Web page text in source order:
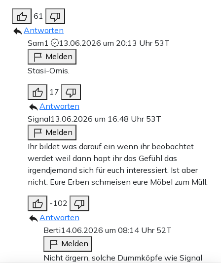
61
Antworten
Sam1
13.06.2026 um 20:13 Uhr 53T
Melden
Stasi-Omis.
17
Antworten
Signal13.06.2026 um 16:48 Uhr 53T
Melden
Ihr bildet was darauf ein wenn ihr beobachtet
werdet weil dann hapt ihr das Gefühl das
irgendjemand sich für euch interessiert. Ist aber
nicht. Eure Erben schmeisen eure Möbel zum Müll.
-102
Antworten
Berti14.06.2026 um 08:14 Uhr 52T
Melden
Nicht ärgern, solche Dummköpfe wie Signal